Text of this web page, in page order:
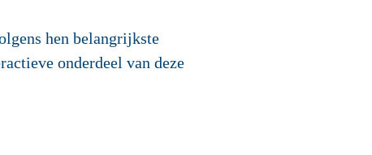
hen belangrijkste
onderdeel van deze